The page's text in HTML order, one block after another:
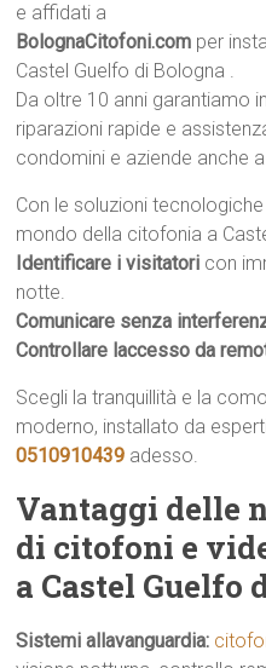
e affidati a
BolognaCitofoni.com per
Castel Guelfo di Bologna .
Da oltre 10 anni garantiamo
riparazioni rapide e
condomini e aziende anche
Con le soluzioni
mondo della citofonia a
Identificare i visitatori con
notte.
Comunicare senza
Controllare laccesso da
Scegli la tranquillità e la
moderno, installato da
0510910439 adesso.
Vantaggi delle
di citofoni e
a Castel Guelfo
Sistemi allavanguardia: